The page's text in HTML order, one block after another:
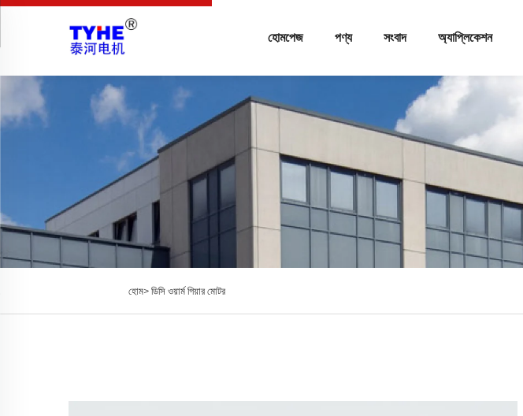
হোমপেজ পণ্য সংবাদ অ্যাপ্লিকেশন
হোম>ডিসি ওয়ার্ম গিয়ার মোটর